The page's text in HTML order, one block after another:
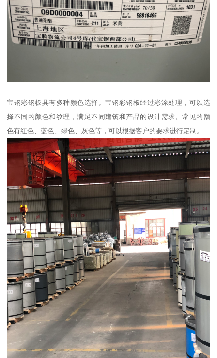
宝钢彩钢板具有多种颜色选择。宝钢彩钢板经过彩涂处理，可以选
择不同的颜色和纹理，满足不同建筑和产品的设计需求。常见的颜
色有红色、蓝色、绿色、灰色等，可以根据客户的要求进行定制。